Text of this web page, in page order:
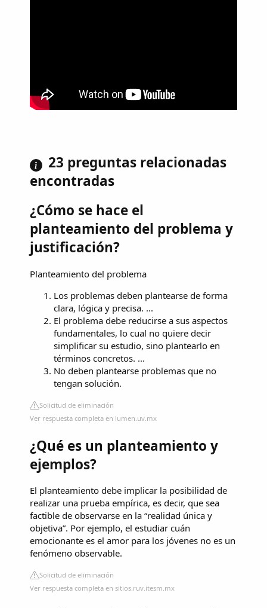
23 preguntas relacionadas
encontradas
¿Cómo se hace el
planteamiento del problema y
justificación?
Planteamiento del problema
Los problemas deben plantearse de forma
clara, lógica y precisa. ...
El problema debe reducirse a sus aspectos
fundamentales, lo cual no quiere decir
simplificar su estudio, sino plantearlo en
términos concretos. ...
No deben plantearse problemas que no
tengan solución.
Solicitud de eliminación
Ver respuesta completa en lumen.uv.mx
¿Qué es un planteamiento y
ejemplos?
El planteamiento debe implicar la posibilidad de
realizar una prueba empírica, es decir, que sea
factible de observarse en la “realidad única y
objetiva”. Por ejemplo, el estudiar cuán
emocionante es el amor para los jóvenes no es un
fenómeno observable.
Solicitud de eliminación
Ver respuesta completa en sitios.ruv.itesm.mx